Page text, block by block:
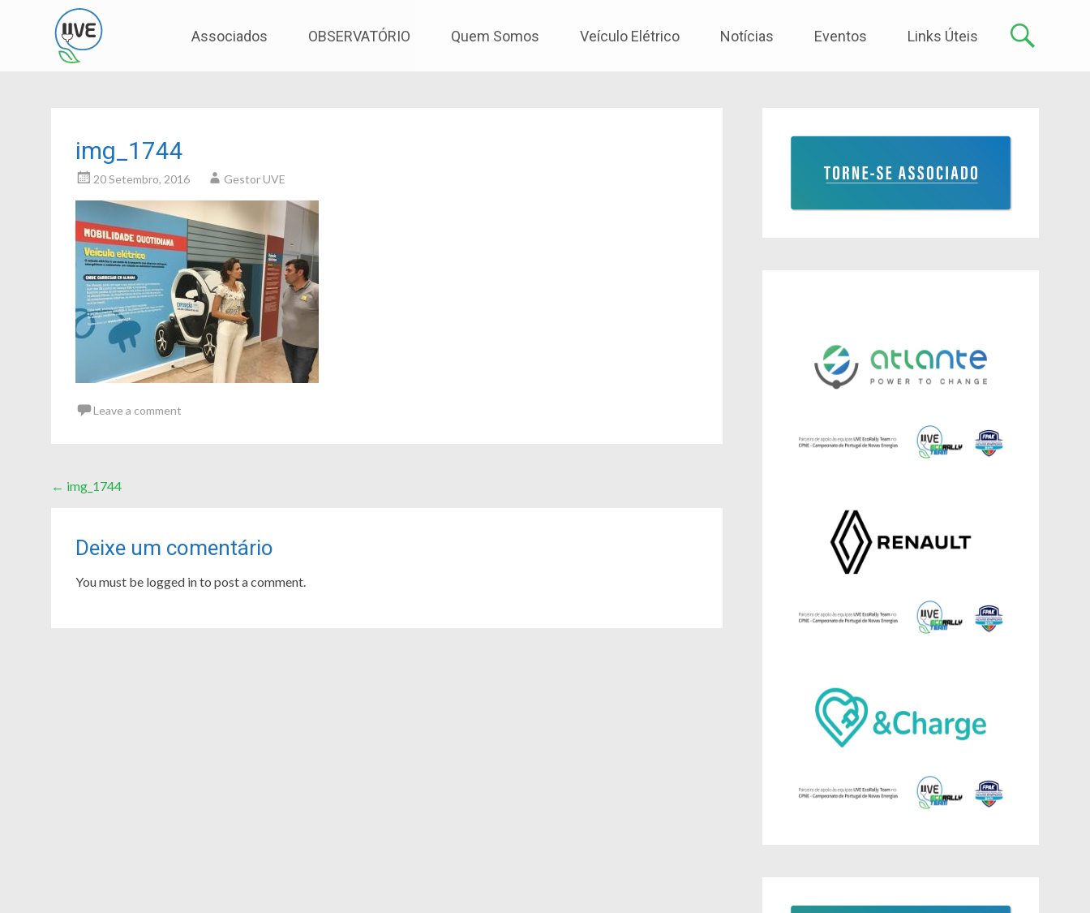
to
Associados OBSERVATÓRIO Quem Somos Veículo Elétrico Notícias Eventos Links Úteis
img_1744
20 Setembro, 2016 Gestor UVE
Leave a comment
Post
← img_1744
Deixe um comentário
You must be logged in to post a comment.